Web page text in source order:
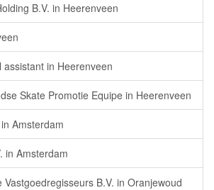
B.V. in Heerenveen
in Heerenveen
Skate Promotie Equipe in Heerenveen
Amsterdam
in Amsterdam
Vastgoedregisseurs B.V. in Oranjewoud